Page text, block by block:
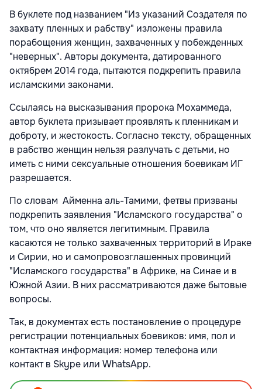
В буклете под названием "Из указаний Создателя по
захвату пленных и рабству" изложены правила
порабощения женщин, захваченных у побежденных
"неверных". Авторы документа, датированного
октябрем 2014 года, пытаются подкрепить правила
исламскими законами.
Ссылаясь на высказывания пророка Мохаммеда,
автор буклета призывает проявлять к пленникам и
доброту, и жестокость. Согласно тексту, обращенных
в рабство женщин нельзя разлучать с детьми, но
иметь с ними сексуальные отношения боевикам ИГ
разрешается.
По словам Айменна аль-Тамими, фетвы призваны
подкрепить заявления "Исламского государства" о
том, что оно является легитимным. Правила
касаются не только захваченных территорий в Ираке
и Сирии, но и самопровозглашенных провинций
"Исламского государства" в Африке, на Синае и в
Южной Азии. В них рассматриваются даже бытовые
вопросы.
Так, в документах есть постановление о процедуре
регистрации потенциальных боевиков: имя, пол и
контактная информация: номер телефона или
контакт в Skype или WhatsApp.